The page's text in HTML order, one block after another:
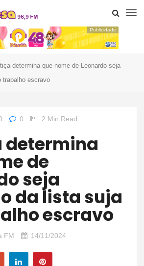
Publicidade
determina que nome de Leonardo seja
trabalho escravo
0 2 Min Read
de
seja
da lista suja
escravo
FM 14/11/2024